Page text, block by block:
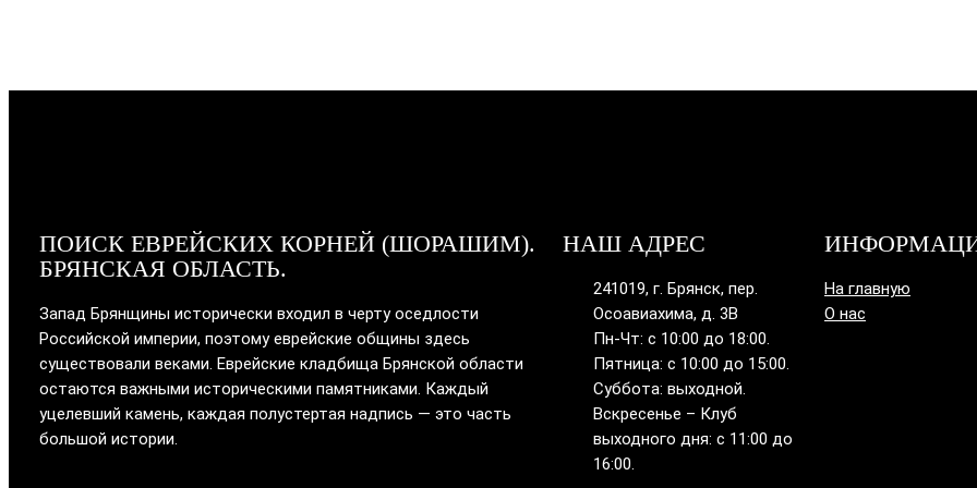
ПОИСК ЕВРЕЙСКИХ КОРНЕЙ (ШОРАШИМ).
БРЯНСКАЯ ОБЛАСТЬ.
Запад Брянщины исторически входил в черту оседлости
Российской империи, поэтому еврейские общины здесь
существовали веками. Еврейские кладбища Брянской области
остаются важными историческими памятниками. Каждый
уцелевший камень, каждая полустертая надпись — это часть
большой истории.
НАШ АДРЕС
241019, г. Брянск, пер.
Осоавиахима, д. 3В
Пн-Чт: с 10:00 до 18:00.
Пятница: с 10:00 до 15:00.
Суббота: выходной.
Вскресенье – Клуб
выходного дня: с 11:00 до
16:00.
На главную
О нас